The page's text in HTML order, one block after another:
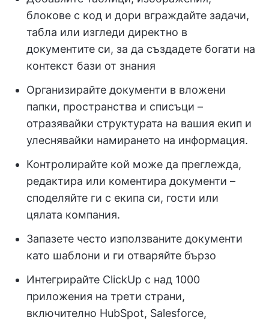
блокове с код и дори вграждайте задачи,
табла или изгледи директно в
документите си, за да създадете богати на
контекст бази от знания
Организирайте документи в вложени
папки, пространства и списъци –
отразявайки структурата на вашия екип и
улеснявайки намирането на информация.
Контролирайте кой може да преглежда,
редактира или коментира документи –
споделяйте ги с екипа си, гости или
цялата компания.
Запазете често използваните документи
като шаблони и ги отваряйте бързо
Интегрирайте ClickUp с над 1000
приложения на трети страни,
включително HubSpot, Salesforce,